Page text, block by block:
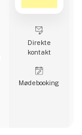
Direkte
kontakt
Møde­booking